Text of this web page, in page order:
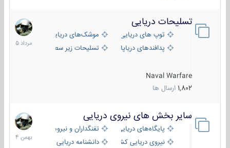
تسلیحات دریایی
توپ های دریایی
موشک‌های دریایی
پدافندهای دریاپایه
تسلیحات زیر سطحی
Naval Warfare
1,802 ارسال ها
2
مرداد
1405
سایر بخش های نیروی دریایی
پایگاه‌های دریایی
تفنگداران و نیروهای ویژه‌ی دریایی
نیروی دریایی کشورهای مختلفدانشنامه دریایی
22
بهمن
1404